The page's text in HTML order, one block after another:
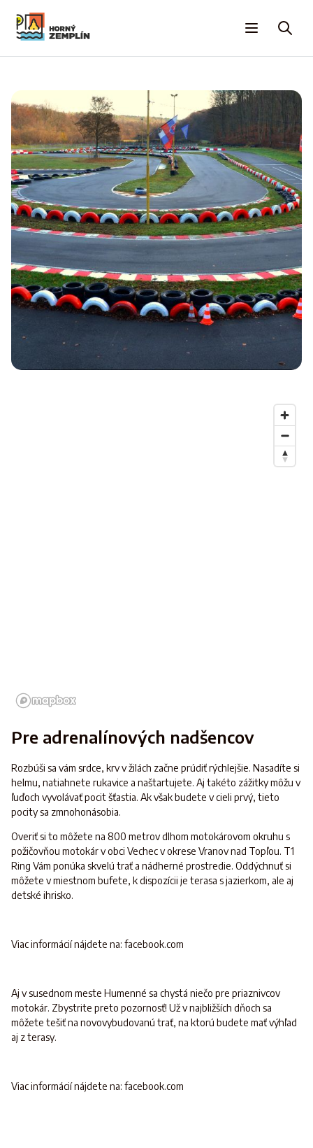
Pre adrenalínových nadšencov
Rozbúši sa vám srdce, krv v žilách začne prúdiť rýchlejšie. Nasadíte si
helmu, natiahnete rukavice a naštartujete. Aj takéto zážitky môžu v
ľuďoch vyvolávať pocit šťastia. Ak však budete v cieli prvý, tieto
pocity sa zmnohonásobia.
Overiť si to môžete na 800 metrov dlhom motokárovom okruhu s
požičovňou motokár v obci Vechec v okrese Vranov nad Topľou. T1
Ring Vám ponúka skvelú trať a nádherné prostredie. Oddýchnuť si
môžete v miestnom bufete, k dispozícii je terasa s jazierkom, ale aj
detské ihrisko.
Viac informácií nájdete na: facebook.com
Aj v susednom meste Humenné sa chystá niečo pre priaznivcov
motokár. Zbystrite preto pozornosť! Už v najbližších dňoch sa
môžete tešiť na novovybudovanú trať, na ktorú budete mať výhľad
aj z terasy.
Viac informácií nájdete na: facebook.com